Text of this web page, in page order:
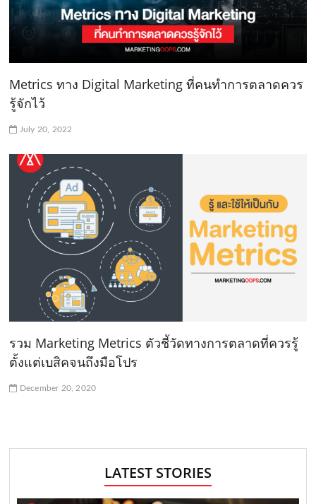
Metrics ทาง Digital Marketing ที่คนทำการตลาดควร
รู้จักไว้
July 20, 2022
รวม Marketing Metrics ตัวชี้วัดทางการตลาดที่ควรรู้
ตั้งแต่เบสิคจนถึงมือโปร
December 20, 2020
LATEST STORIES